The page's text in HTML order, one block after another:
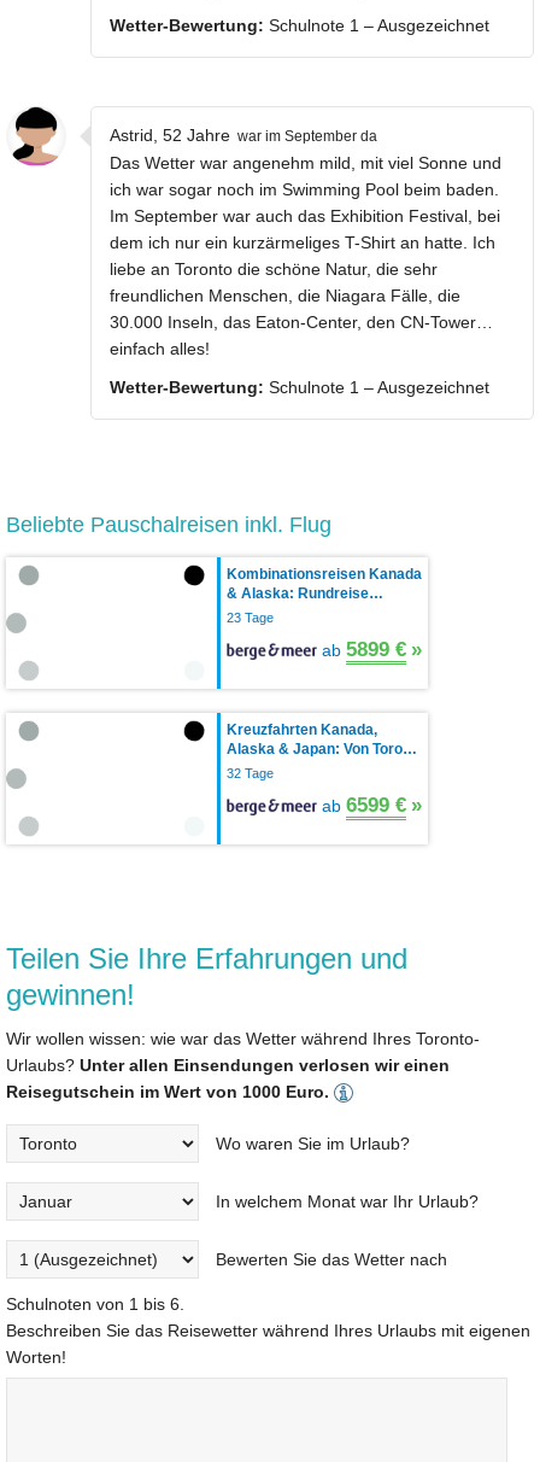
Wetter-Bewertung: Schulnote 1 – Ausgezeichnet
Astrid, 52 Jahre war im September da
Das Wetter war angenehm mild, mit viel Sonne und
ich war sogar noch im Swimming Pool beim baden.
Im September war auch das Exhibition Festival, bei
dem ich nur ein kurzärmeliges T-Shirt an hatte. Ich
liebe an Toronto die schöne Natur, die sehr
freundlichen Menschen, die Niagara Fälle, die
30.000 Inseln, das Eaton-Center, den CN-Tower…
einfach alles!
Wetter-Bewertung: Schulnote 1 – Ausgezeichnet
Beliebte Pauschalreisen inkl. Flug
Kombinationsreisen Kanada
& Alaska: Rundreise…
23 Tage
ab 5899 € »
Kreuzfahrten Kanada,
Alaska & Japan: Von Toro…
32 Tage
ab 6599 € »
Teilen Sie Ihre Erfahrungen und
gewinnen!
Wir wollen wissen: wie war das Wetter während Ihres Toronto-
Urlaubs? Unter allen Einsendungen verlosen wir einen
Reisegutschein im Wert von 1000 Euro.
Wo waren Sie im Urlaub?
In welchem Monat war Ihr Urlaub?
Bewerten Sie das Wetter nach
Schulnoten von 1 bis 6.
Beschreiben Sie das Reisewetter während Ihres Urlaubs mit eigenen
Worten!